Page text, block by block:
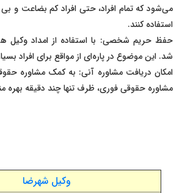
می‌شود که تمام افراد، حتی افراد کم بضاعت و
استفاده کنند.
حفظ حریم شخصی: با استفاده از امداد وکیل
شد. این موضوع در پاره‌ای از مواقع برای افراد
امکان دریافت مشاوره آنی: به کمک مشاوره
مشاوره حقوقی فوری، ظرف تنها چند دقیقه بهره
وکیل شهرضا